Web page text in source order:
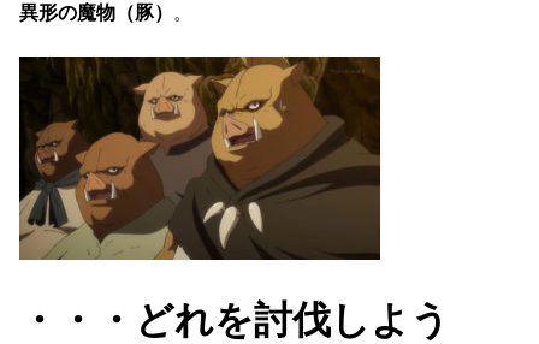
異形の魔物（豚）
。
・・・どれを討伐しよう